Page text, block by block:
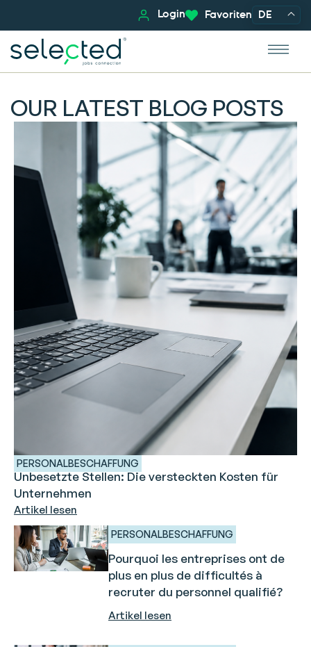
Login Favoriten DE
OUR LATEST BLOG POSTS
PERSONALBESCHAFFUNG
Unbesetzte Stellen: Die versteckten Kosten für
Unternehmen
Artikel lesen
PERSONALBESCHAFFUNG
Pourquoi les entreprises ont de
plus en plus de difficultés à
recruter du personnel qualifié?
Artikel lesen